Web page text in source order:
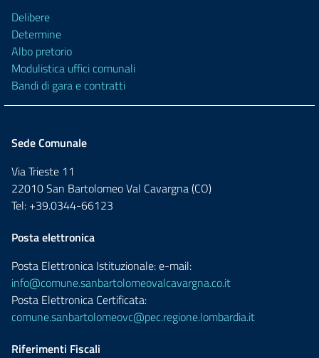
Delibere
Determine
Albo pretorio
Modulistica uffici comunali
Bandi di gara e contratti
Sede Comunale
Via Trieste 11
22010 San Bartolomeo Val Cavargna (CO)
Tel: +39.0344-66123
Posta elettronica
Posta Elettronica Istituzionale: e-mail:
info@comune.sanbartolomeovalcavargna.co.it
Posta Elettronica Certificata:
comune.sanbartolomeovc@pec.regione.lombardia.it
Riferimenti Fiscali